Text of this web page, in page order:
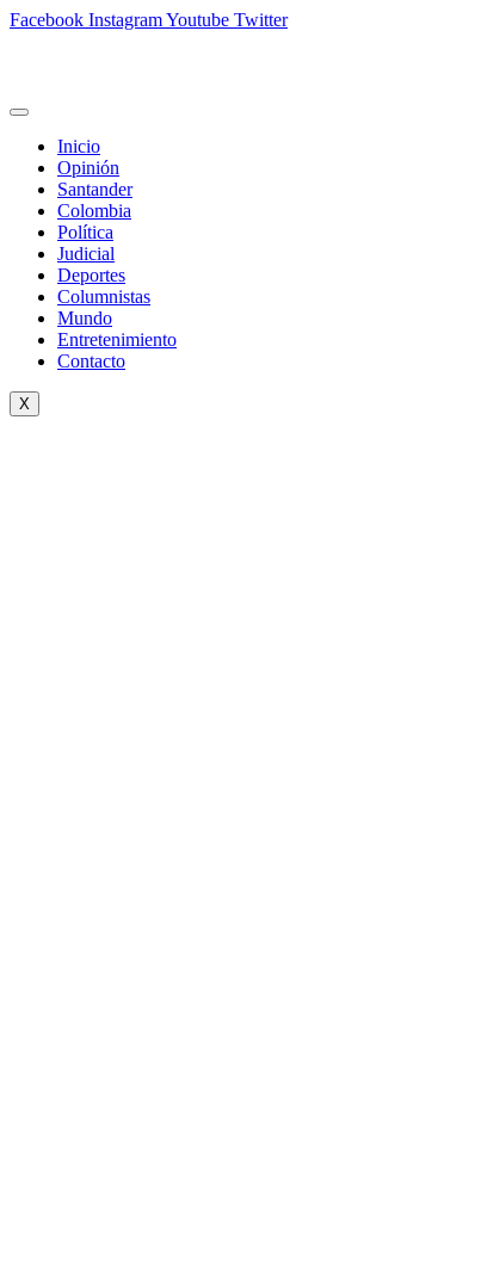
Facebook InstagramYoutube Twitter
Inicio
Opinión
Santander
Colombia
Política
Judicial
Deportes
Columnistas
Mundo
Entretenimiento
Contacto
X